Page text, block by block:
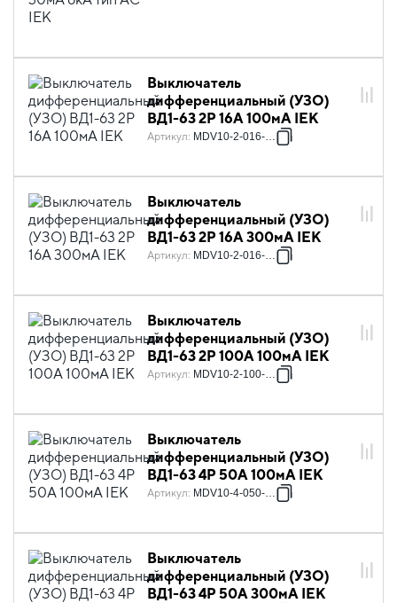
Выключатель
дифференциальный (УЗО)
ВД1-63 2Р 16А 100мА IEK
Артикул: MDV10-2-016-100
Выключатель
дифференциальный (УЗО)
ВД1-63 2Р 16А 300мА IEK
Артикул: MDV10-2-016-300
Выключатель
дифференциальный (УЗО)
ВД1-63 2Р 100А 100мА IEK
Артикул: MDV10-2-100-100
Выключатель
дифференциальный (УЗО)
ВД1-63 4Р 50А 100мА IEK
Артикул: MDV10-4-050-100
Выключатель
дифференциальный (УЗО)
ВД1-63 4Р 50А 300мА IEK